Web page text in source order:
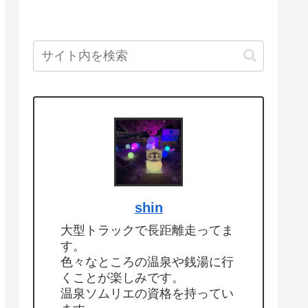
shin
大型トラックで長距離走ってま
す。
色々なところの温泉や銭湯に行
くことが楽しみです。
温泉ソムリエの資格を持ってい